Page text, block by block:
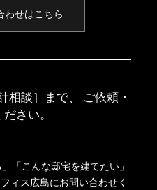
わせはこちら
相談］まで、
ご依頼・
さい。
「こんな邸宅を建てたい」
ィス広島にお問い合わせく